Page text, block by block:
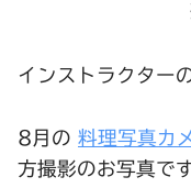
インストラクター
8月の 料理写真カ
方撮影のお写真で